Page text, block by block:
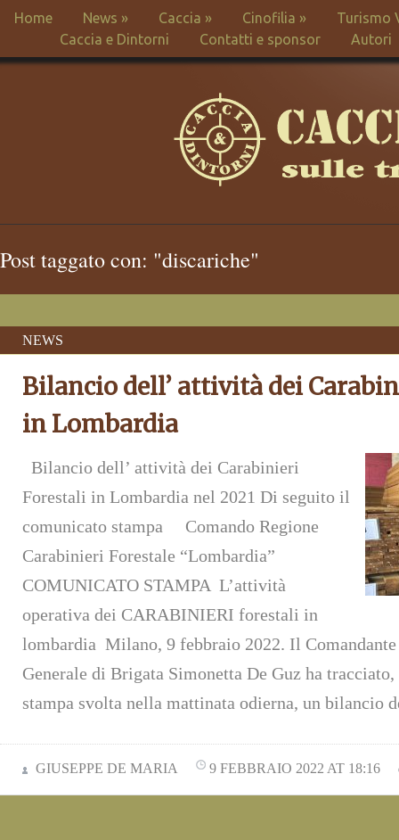
Home News » Caccia » Cinofilia »
Turismo
Caccia e Dintorni
Contatti e sponsor Autori
Post taggato con: "discariche"
NEWS
Bilancio dell’ attività dei
in Lombardia
Bilancio dell’ attività dei Carabinieri
Forestali in Lombardia nel 2021 Di seguito il
comunicato stampa Comando Regione
Carabinieri Forestale “Lombardia”
COMUNICATO STAMPA L’attività
operativa dei CARABINIERI forestali in
lombardia Milano, 9 febbraio 2022. Il
Generale di Brigata Simonetta De Guz ha
stampa svolta nella mattinata odierna, un
GIUSEPPE DE MARIA 9 FEBBRAIO 2022 AT 18:16